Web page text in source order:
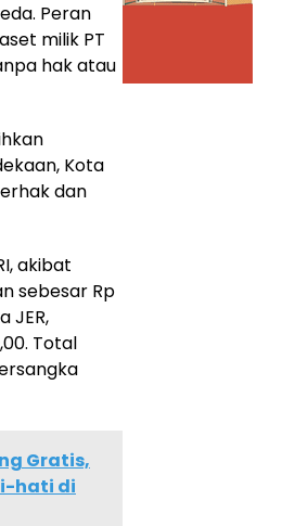
Peran
milik PT
hak atau
Kota
dan
akibat
sebesar Rp
JER,
Total
Gratis,
hati di